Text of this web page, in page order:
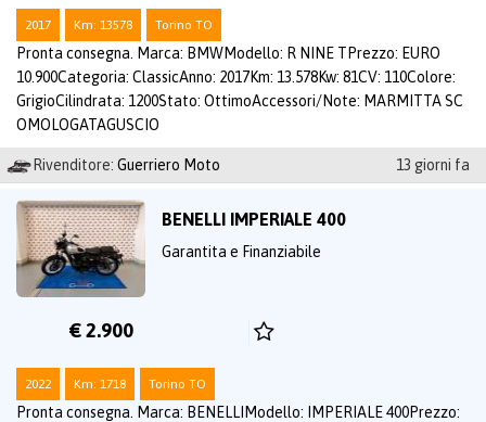
2017 Km: 13578 Torino TO
Pronta consegna. Marca: BMWModello: R NINE TPrezzo: EURO
10.900Categoria: ClassicAnno: 2017Km: 13.578Kw: 81CV: 110Colore:
GrigioCilindrata: 1200Stato: OttimoAccessori/Note: MARMITTA SC
OMOLOGATAGUSCIO
Rivenditore: Guerriero Moto 13 giorni fa
BENELLI IMPERIALE 400
Garantita e Finanziabile
€ 2.900
2022 Km: 1718 Torino TO
Pronta consegna. Marca: BENELLIModello: IMPERIALE 400Prezzo: